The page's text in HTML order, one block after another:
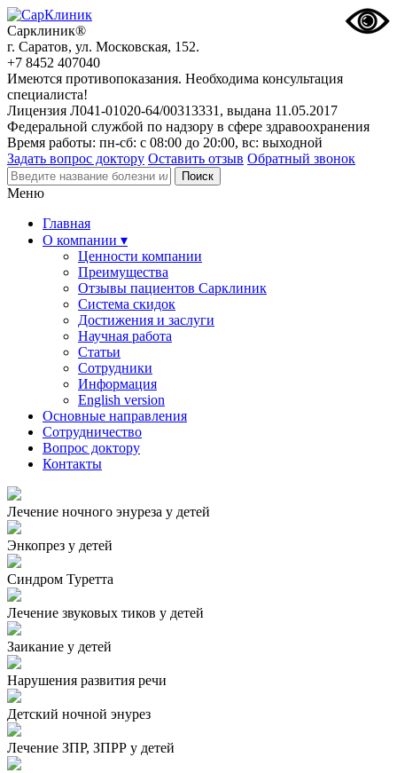
Сарклиник®
г. Саратов, ул. Московская, 152.
+7 8452 407040
Имеются противопоказания. Необходима консультация
специалиста!
Лицензия Л041-01020-64/00313331, выдана 11.05.2017
Федеральной службой по надзору в сфере здравоохранения
Время работы: пн-сб: с 08:00 до 20:00, вс: выходной
Задать вопрос доктору Оставить отзыв Обратный звонок
Меню
Главная
О компании ▾
Ценности компании
Преимущества
Отзывы пациентов Сарклиник
Система скидок
Достижения и заслуги
Научная работа
Статьи
Сотрудники
Информация
English version
Основные направления
Сотрудничество
Вопрос доктору
Контакты
Лечение ночного энуреза у детей
Энкопрез у детей
Синдром Туретта
Лечение звуковых тиков у детей
Заикание у детей
Нарушения развития речи
Детский ночной энурез
Лечение ЗПР, ЗПРР у детей